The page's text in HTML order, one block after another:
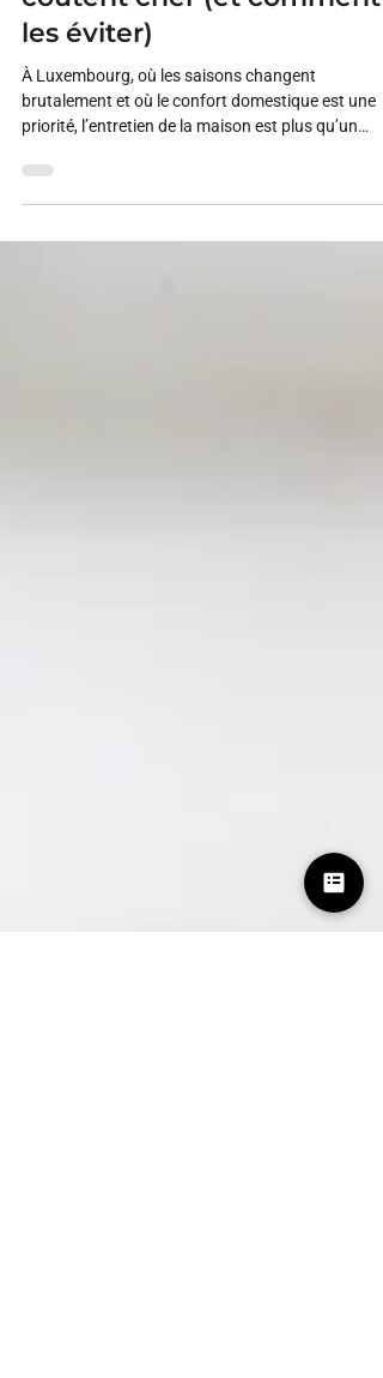
10 erreurs courantes
d’entretien domestique qui
coûtent cher (et comment
les éviter)
À Luxembourg, où les saisons changent
simple rituel, c’est un véritable investissement.